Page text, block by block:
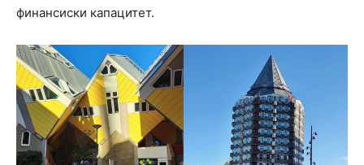
финансиски капацитет.